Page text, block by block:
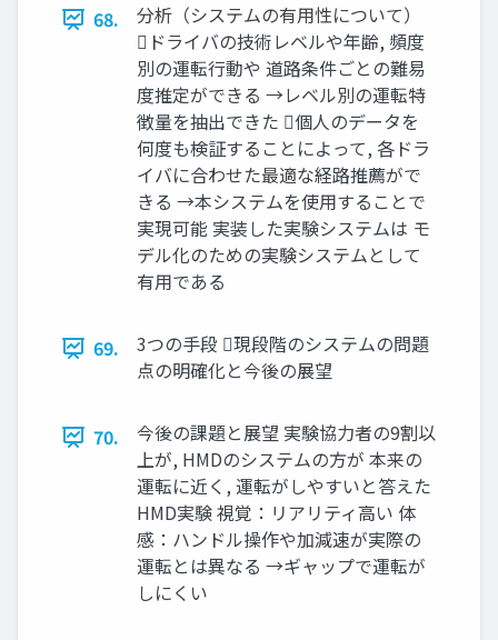
68.
分析（システムの有用性について）
ドライバの技術レベルや年齢, 頻度
別の運転行動や 道路条件ごとの難易
度推定ができる →レベル別の運転特
徴量を抽出できた 個人のデータを
何度も検証することによって, 各ドラ
イバに合わせた最適な経路推薦がで
きる →本システムを使用することで
実現可能 実装した実験システムは モ
デル化のための実験システムとして
有用である
69.
3つの手段 現段階のシステムの問題
点の明確化と今後の展望
70.
今後の課題と展望 実験協力者の9割以
上が, HMDのシステムの方が 本来の
運転に近く, 運転がしやすいと答えた
HMD実験 視覚：リアリティ高い 体
感：ハンドル操作や加減速が実際の
運転とは異なる →ギャップで運転が
しにくい